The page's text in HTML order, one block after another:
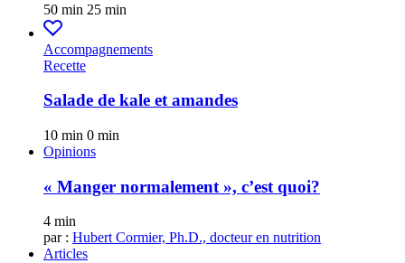
50 min 25 min
Accompagnements
Recette
Salade de kale et amandes
10 min 0 min
Opinions
« Manger normalement », c’est quoi?
4 min
par : Hubert Cormier, Ph.D., docteur en nutrition
Articles